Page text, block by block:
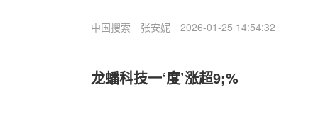
中国搜索 张安妮 2026-01-25 14:54:32
龙蟠科技一‘度’涨超9;%